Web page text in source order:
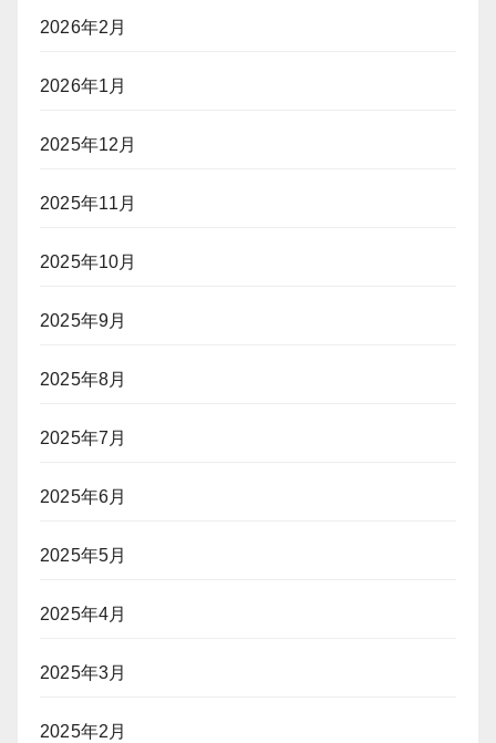
2026年2月
2026年1月
2025年12月
2025年11月
2025年10月
2025年9月
2025年8月
2025年7月
2025年6月
2025年5月
2025年4月
2025年3月
2025年2月